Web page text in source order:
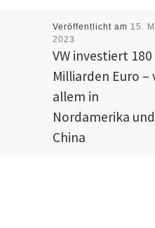
Veröffentlicht am 15.
2023
VW investiert 180
Milliarden Euro –
allem in
Nordamerika und
China